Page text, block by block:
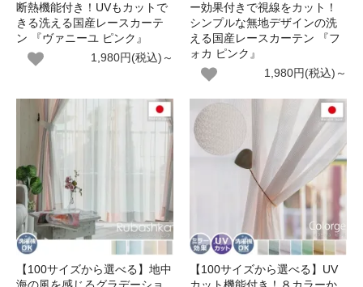
断熱機能付き！UVもカットで
きる洗える国産レースカーテ
ン 『ヴァニーユ ピンク』
1,980円(税込)～
ー効果付きで視線をカット！
シンプルな無地デザインの洗
える国産レースカーテン 『フ
ォカ ピンク』
1,980円(税込)～
【100サイズから選べる】地中
【100サイズから選べる】UV